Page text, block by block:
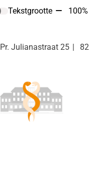
Tekstgrootte Tekst
10%
100%
Pr. Julianastraat 25